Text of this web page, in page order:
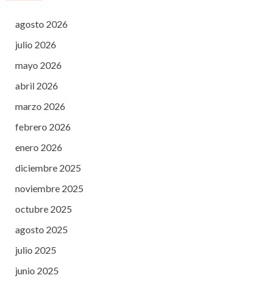
agosto 2026
julio 2026
mayo 2026
abril 2026
marzo 2026
febrero 2026
enero 2026
diciembre 2025
noviembre 2025
octubre 2025
agosto 2025
julio 2025
junio 2025